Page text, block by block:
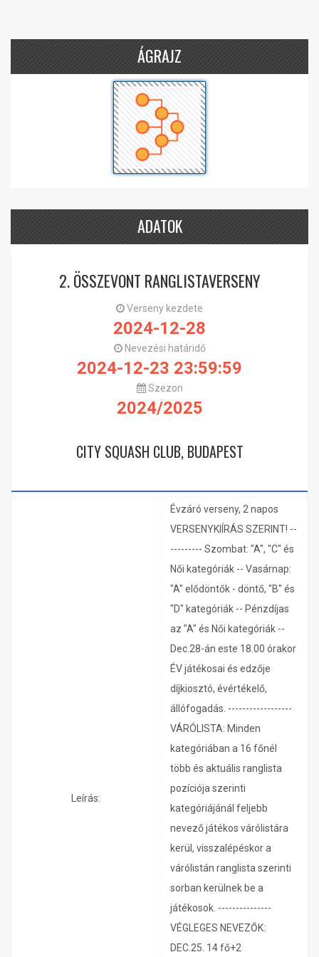
ÁGRAJZ
ADATOK
2. ÖSSZEVONT RANGLISTAVERSENY
Verseny kezdete
2024-12-28
Nevezési határidő
2024-12-23 23:59:59
Szezon
2024/2025
CITY SQUASH CLUB, BUDAPEST
Leírás:
Évzáró verseny, 2 napos
VERSENYKIÍRÁS SZERINT! --
--------- Szombat: "A", "C" és
Női kategóriák -- Vasárnap:
"A" elődöntők - döntő, "B" és
"D" kategóriák -- Pénzdíjas
az "A" és Női kategóriák --
Dec.28-án este 18.00 órakor
ÉV játékosai és edzője
díjkiosztó, évértékelő,
állófogadás. ------------------
VÁRÓLISTA: Minden
kategóriában a 16 főnél
több és aktuális ranglista
pozíciója szerinti
kategóriájánál feljebb
nevező játékos várólistára
kerül, visszalépéskor a
várólistán ranglista szerinti
sorban kerülnek be a
játékosok. ---------------
VÉGLEGES NEVEZŐK:
DEC.25. 14 fő+2